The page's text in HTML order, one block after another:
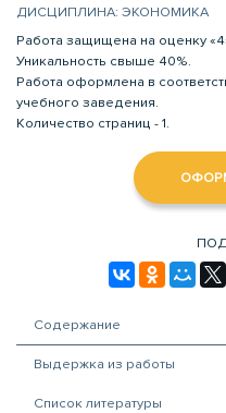
ДИСЦИПЛИНА: ЭКОНОМИКА
Работа защищена на оценку
Уникальность свыше 40%.
Работа оформлена в
учебного заведения.
Количество страниц - 1.
Содержание
Выдержка из работы
Список литературы